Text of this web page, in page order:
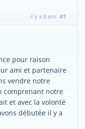
il y a 8 ans #1
pour raison
ami et partenaire
vendre notre
comprenant notre
et avec la volonté
débutée il y a